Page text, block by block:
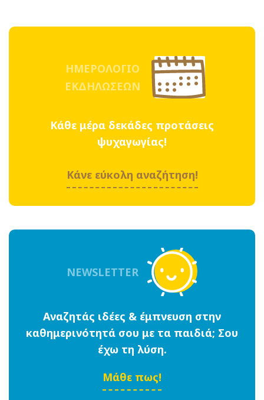
ΗΜΕΡΟΛΟΓΙΟ
ΕΚΔΗΛΩΣΕΩΝ
Κάθε μέρα δεκάδες προτάσεις
ψυχαγωγίας!
Κάνε εύκολη αναζήτηση!
NEWSLETTER
Αναζητάς ιδέες & έμπνευση στην
καθημερινότητά σου με τα παιδιά; Σου
έχω τη λύση.
Μάθε πως!